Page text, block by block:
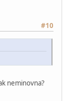
#10
neminovna?